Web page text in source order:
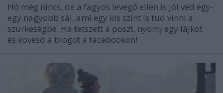
Hó még nincs, de a fagyos levegő ellen is jól véd egy-
egy nagyobb sál, ami egy kis színt is tud vinni a
szürkeségbe. Ha tetszett a poszt, nyomj egy lájkot
és kövesd a blogot a facebookon!